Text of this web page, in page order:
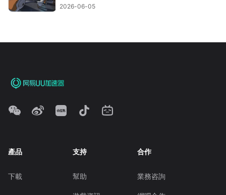
2026-06-05
產品
下載
支持
幫助
合作
業務咨詢